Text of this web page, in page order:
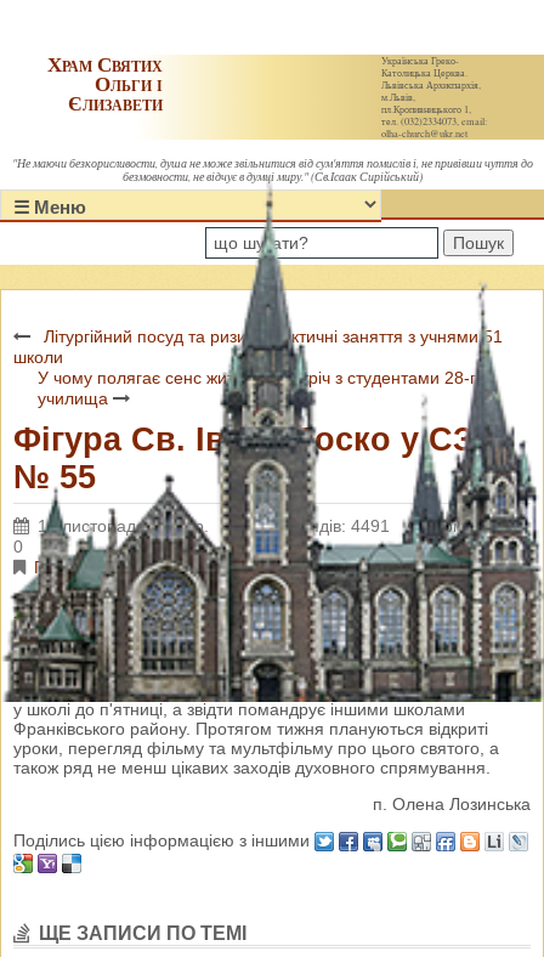
Українська Греко-
Католицька Церква.
Львівська Архиєпархія,
м.Львів,
пл.Кропивницького 1,
тел. (032)2334073, email:
olha-church@ukr.net
Храм Святих
Ольги і
Єлизавети
"Не маючи безкорисливости, душа не може звільнитися від сум'яття помислів і, не привівши чуття до
безмовности, не відчує в думці миру." (Св.Ісаак Сирійський)
Пошук
Літургійний посуд та ризи - практичні заняття з учнями 51
школи
У чому полягає сенс життя? - зустріч з студентами 28-го
училища
Фігура Св. Івана Боско у СЗШ
№ 55
14 листопада 2015 р. Переглядів: 4491
Коментарі:
0
Парафіяльні новини
У СЗШ № 55 м. Львова урочисто зустрічали фігуру Св. Івана
Боско, що мандрує львівськими навчальними закладами ось уже
3 рік. З цієї нагоди було проведено урочисту лінійку в якій участь
взяв капелан СЗШ № 55 о. Ігор Демків. Лінійка завершилась
спільною молитвою та Літанією. Фігура Св. Боско перебуватиме
у школі до п'ятниці, а звідти помандрує іншими школами
Франківського району. Протягом тижня плануються відкриті
уроки, перегляд фільму та мультфільму про цього святого, а
також ряд не менш цікавих заходів духовного спрямування.
п. Олена Лозинська
Поділись цією інформацією з іншими
ЩЕ ЗАПИСИ ПО ТЕМІ